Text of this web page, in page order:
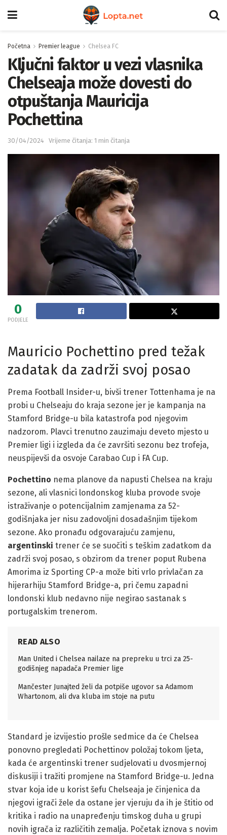
Početna Premier league Chelsea FC
Ključni faktor u vezi vlasnika
Chelseaja može dovesti do
otpuštanja Mauricija
Pochettina
30/04/2024 Vrijeme čitanja: 1 min čitanja
0
PODJELE
Mauricio Pochettino pred težak
zadatak da zadrži svoj posao
Prema Football Insider-u, bivši trener Tottenhama je na
probi u Chelseaju do kraja sezone jer je kampanja na
Stamford Bridge-u bila katastrofa pod njegovim
nadzorom. Plavci trenutno zauzimaju deveto mjesto u
Premier ligi i izgleda da će završiti sezonu bez trofeja,
neuspijevši da osvoje Carabao Cup i FA Cup.
Pochettino nema planove da napusti Chelsea na kraju
sezone, ali vlasnici londonskog kluba provode svoje
istraživanje o potencijalnim zamjenama za 52-
godišnjaka jer nisu zadovoljni dosadašnjim tijekom
sezone. Ako pronađu odgovarajuću zamjenu,
argentinski trener će se suočiti s teškim zadatkom da
zadrži svoj posao, s obzirom da trener poput Rubena
Amorima iz Sporting CP-a može biti vrlo privlačan za
hijerarhiju Stamford Bridge-a, pri čemu zapadni
londonski klub nedavno nije negirao sastanak s
portugalskim trenerom.
READ ALSO
Man United i Chelsea nailaze na prepreku u trci za 25-
godišnjeg napadača Premier lige
Mančester Junajted želi da potpiše ugovor sa Adamom
Whartonom, ali dva kluba im stoje na putu
Standard je izvijestio prošle sedmice da će Chelsea
ponovno pregledati Pochettinov položaj tokom ljeta,
kada će argentinski trener sudjelovati u dvosmjernoj
diskusiji i tražiti promjene na Stamford Bridge-u. Jedna
stvar koja ide u korist šefu Chelseaja je činjenica da
njegovi igrači žele da ostane jer vjeruju da ih je štitio od
kritika i radio na unapređenju timskog duha u grupi
novih igrača iz različitih zemalja. Početak iznova s novim